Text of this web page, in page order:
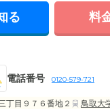
る 料
電話番号 0120-579-721
丁目９７６番地２ 鳥取大